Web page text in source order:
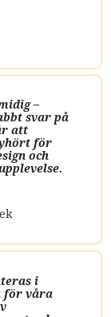
–
svar på
att
för
och
i
för våra